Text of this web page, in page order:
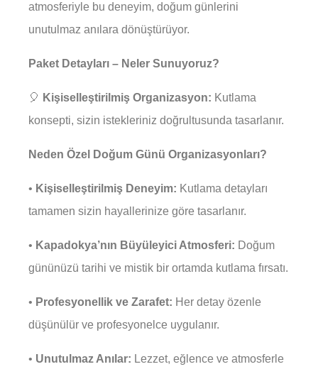
atmosferiyle bu deneyim, doğum günlerini
unutulmaz anılara dönüştürüyor.
Paket Detayları – Neler Sunuyoruz?
🎈 Kişiselleştirilmiş Organizasyon: Kutlama
konsepti, sizin istekleriniz doğrultusunda tasarlanır.
Neden Özel Doğum Günü Organizasyonları?
• Kişiselleştirilmiş Deneyim: Kutlama detayları
tamamen sizin hayallerinize göre tasarlanır.
• Kapadokya’nın Büyüleyici Atmosferi: Doğum
gününüzü tarihi ve mistik bir ortamda kutlama fırsatı.
• Profesyonellik ve Zarafet: Her detay özenle
düşünülür ve profesyonelce uygulanır.
• Unutulmaz Anılar: Lezzet, eğlence ve atmosferle